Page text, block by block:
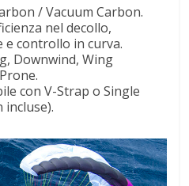
/ Vacuum Carbon.
nel decollo,
e controllo in curva.
Downwind, Wing
.
con V-Strap o Single
incluse).